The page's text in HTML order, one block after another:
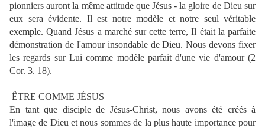
pionniers auront la même attitude que Jésus - la gloire de Dieu sur
eux sera évidente. Il est notre modèle et notre seul véritable
exemple. Quand Jésus a marché sur cette terre, Il était la parfaite
démonstration de l'amour insondable de Dieu. Nous devons fixer
les regards sur Lui comme modèle parfait d'une vie d'amour (2
Cor. 3. 18).
ÊTRE COMME JÉSUS
En tant que disciple de Jésus-Christ, nous avons été créés à
l'image de Dieu et nous sommes de la plus haute importance pour